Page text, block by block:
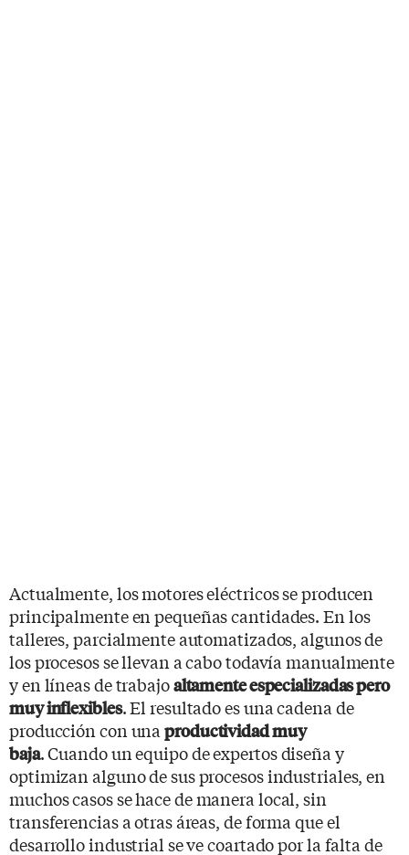
Actualmente, los motores eléctricos se producen
principalmente en pequeñas cantidades. En los
talleres, parcialmente automatizados, algunos de
los procesos se llevan a cabo todavía manualmente
y en líneas de trabajoaltamente especializadas pero
muy inflexibles. El resultado es una cadena de
producción con unaproductividad muy
baja. Cuando un equipo de expertos diseña y
optimizan alguno de sus procesos industriales, en
muchos casos se hace de manera local, sin
transferencias a otras áreas, de forma que el
desarrollo industrial se ve coartado por la falta de